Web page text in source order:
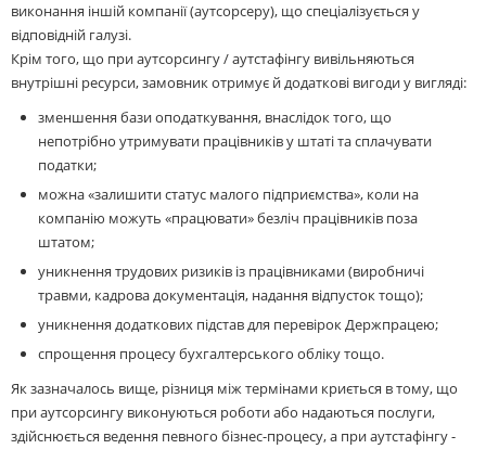
виконання іншій компанії (аутсорсеру), що спеціалізується у
відповідній галузі.
Крім того, що при аутсорсингу / аутстафінгу вивільняються
внутрішні ресурси, замовник отримує й додаткові вигоди у вигляді:
зменшення бази оподаткування, внаслідок того, що
непотрібно утримувати працівників у штаті та сплачувати
податки;
можна «залишити статус малого підприємства», коли на
компанію можуть «працювати» безліч працівників поза
штатом;
уникнення трудових ризиків із працівниками (виробничі
травми, кадрова документація, надання відпусток тощо);
уникнення додаткових підстав для перевірок Держпрацею;
спрощення процесу бухгалтерського обліку тощо.
Як зазначалось вище, різниця між термінами криється в тому, що
при аутсорсингу виконуються роботи або надаються послуги,
здійснюється ведення певного бізнес-процесу, а при аутстафінгу -